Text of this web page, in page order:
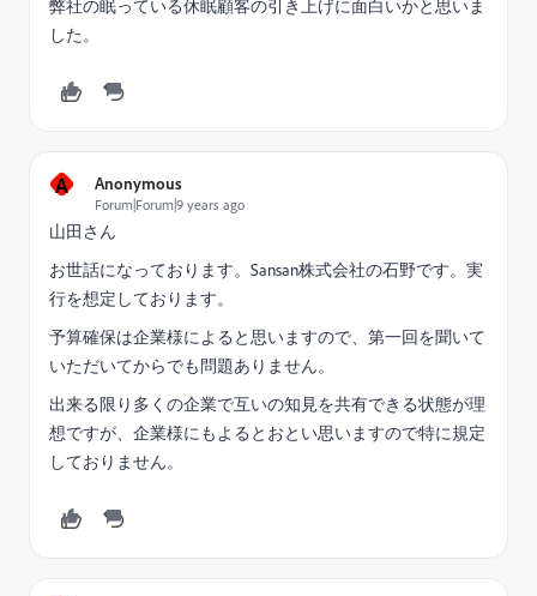
弊社の眠っている休眠顧客の引き上げに面白いかと思いま
した。
A Anonymous
Forum|Forum|9 years ago
山田さん
お世話になっております。Sansan株式会社の石野です。実
行を想定しております。
予算確保は企業様によると思いますので、第一回を聞いて
いただいてからでも問題ありません。
出来る限り多くの企業で互いの知見を共有できる状態が理
想ですが、企業様にもよるとおとい思いますので特に規定
しておりません。